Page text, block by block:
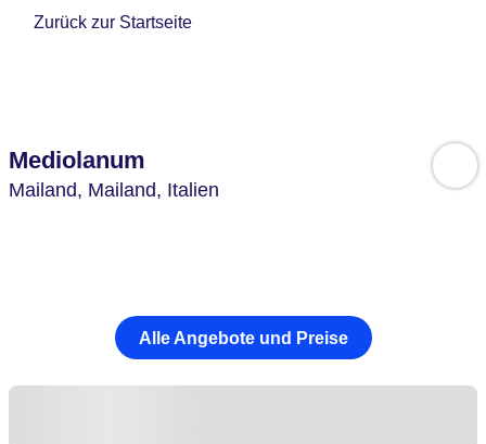
Zurück zur Startseite
Mediolanum
Mailand, Mailand, Italien
Alle Angebote und Preise